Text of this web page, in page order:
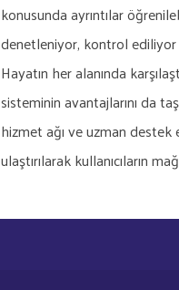
konusunda ayrıntılar
denetleniyor, kontrol
Hayatın her alanında
sisteminin avantajlarını da
hizmet ağı ve uzman
ulaştırılarak kullanıcıların